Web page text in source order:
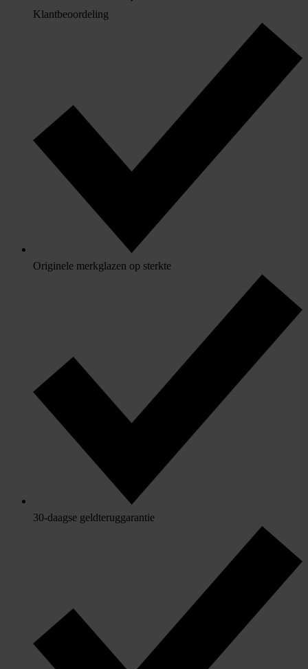
Klantbeoordeling
Originele merkglazen op sterkte
30-daagse geldteruggarantie